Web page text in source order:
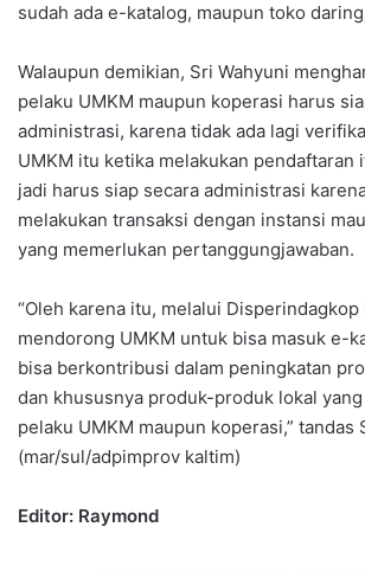
sudah ada e-katalog, maupun toko
Walaupun demikian, Sri Wahyuni
pelaku UMKM maupun koperasi harus
administrasi, karena tidak ada lagi
UMKM itu ketika melakukan pendaftaran
jadi harus siap secara administrasi
melakukan transaksi dengan instansi
yang memerlukan pertanggungjawaban.
“Oleh karena itu, melalui
mendorong UMKM untuk bisa masuk e-
bisa berkontribusi dalam peningkatan
dan khususnya produk-produk lokal
pelaku UMKM maupun koperasi,” tandas
(mar/sul/adpimprov kaltim)
Editor: Raymond